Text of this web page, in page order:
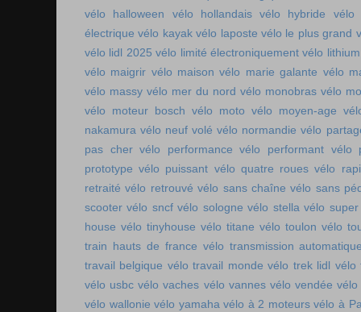
vélo halloween
vélo hollandais vélo hybride
vélo
électrique vélo kayak vélo laposte vélo le plus grand
vélo lidl 2025 vélo limité électroniquement vélo lithium
vélo maigrir vélo maison vélo marie galante vélo
vélo massy vélo mer du nord vélo monobras vélo
vélo moteur bosch vélo moto vélo moyen-age
nakamura vélo neuf volé vélo normandie vélo
pas cher vélo performance vélo performant vélo
prototype vélo puissant vélo quatre roues vélo
retraité vélo retrouvé vélo sans chaîne vélo sans
scooter vélo sncf vélo sologne vélo stella vélo
house vélo tinyhouse vélo titane vélo toulon vélo
train hauts de france vélo transmission
travail belgique vélo travail monde vélo trek lidl vélo
vélo usbc vélo vaches vélo vannes vélo vendée vélo
vélo wallonie vélo yamaha vélo à 2 moteurs vélo à